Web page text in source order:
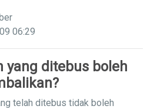
06:29
yang ditebus boleh
telah ditebus tidak boleh